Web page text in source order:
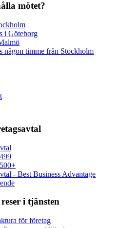
mötet?
i Göteborg
någon timme från Stockholm
- Best Business Advantage
i tjänsten
för företag